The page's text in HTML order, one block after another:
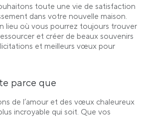
toute une vie de satisfaction
dans votre nouvelle maison.
lieu où vous pourrez toujours trouver
et créer de beaux souvenirs
et meilleurs vœux pour
parce que
de l’amour et des vœux chaleureux
incroyable qui soit. Que vos